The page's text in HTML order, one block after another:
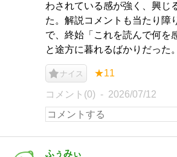
わされている感が強く、興じ
た。解説コメントも当たり障
で、終始「これを読んで何を
と途方に暮れるばかりだった。
ナイス ★11
コメント(0) 2026/07/12
ふぅみぃ